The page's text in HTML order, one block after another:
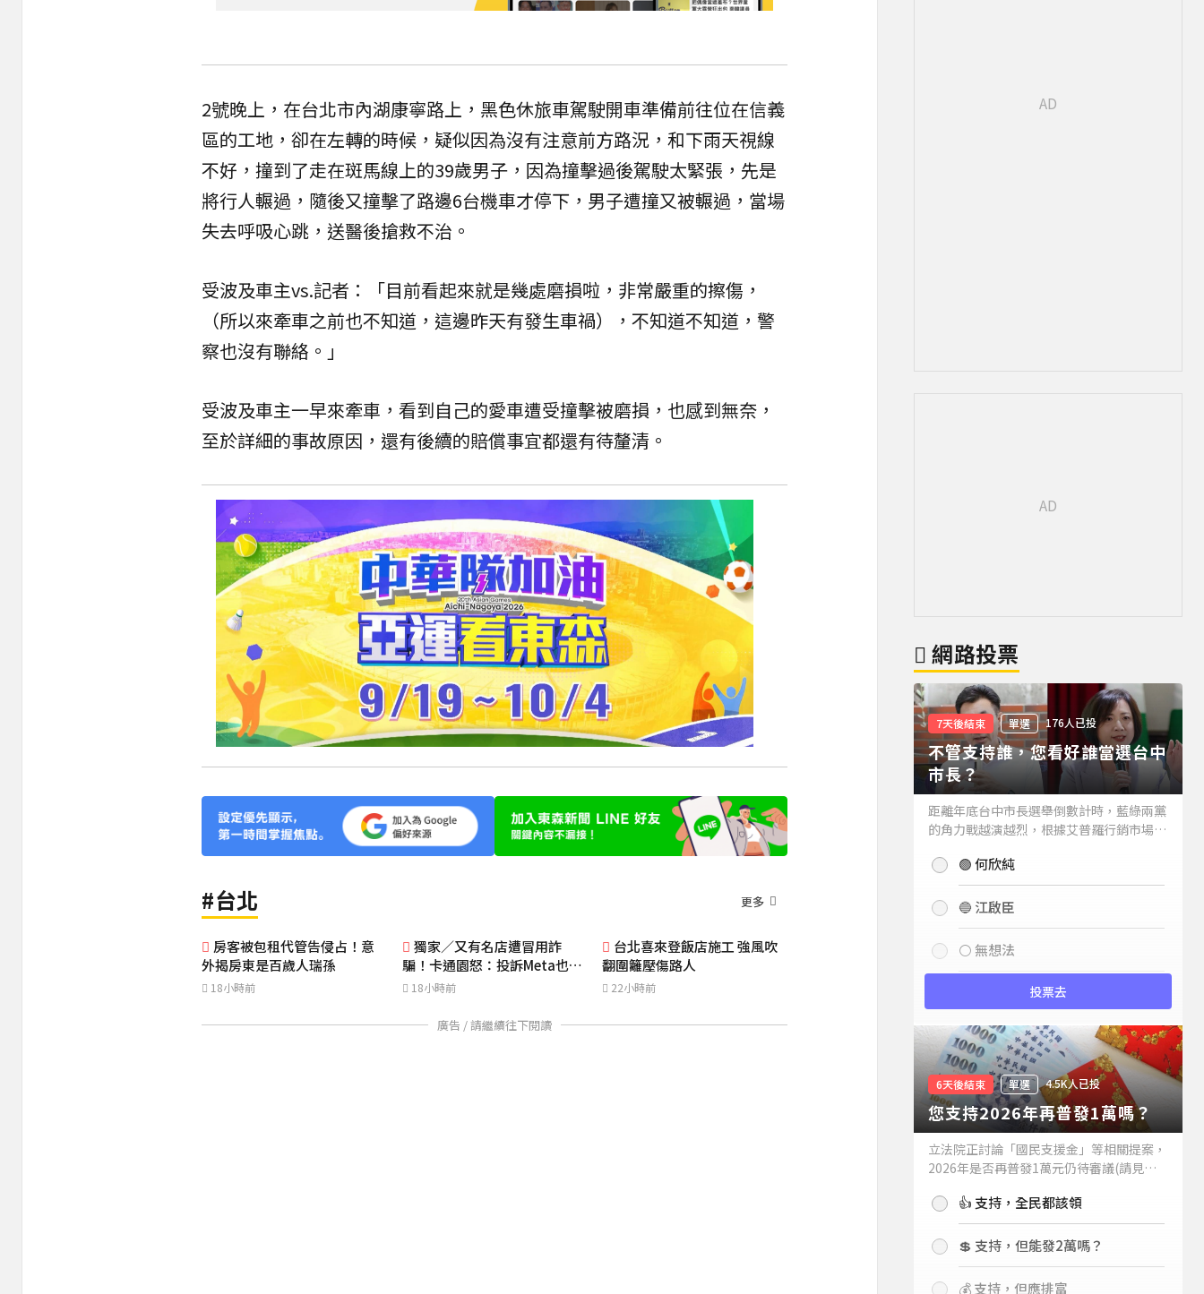
2號晚上，在台北市內湖康寧路上，黑色休旅車駕駛開車準備前往位在信義
區的工地，卻在左轉的時候，疑似因為沒有注意前方路況，和下雨天視線
不好，撞到了走在斑馬線上的39歲男子，因為撞擊過後駕駛太緊張，先是
將行人輾過，隨後又撞擊了路邊6台機車才停下，男子遭撞又被輾過，當場
失去呼吸心跳，送醫後搶救不治。
受波及車主vs.記者：「目前看起來就是幾處磨損啦，非常嚴重的擦傷，
（所以來牽車之前也不知道，這邊昨天有發生車禍），不知道不知道，警
察也沒有聯絡。」
受波及車主一早來牽車，看到自己的愛車遭受撞擊被磨損，也感到無奈，
至於詳細的事故原因，還有後續的賠償事宜都還有待釐清。
#台北 更多
房客被包租代管告侵占！意
外揭房東是百歲人瑞孫
18小時前
獨家／又有名店遭冒用詐
騙！卡通園怒：投訴Meta也無
效18小時前
台北喜來登飯店施工 強風吹
翻圍籬壓傷路人
22小時前
廣告 / 請繼續往下閱讀
網路投票
7天後結束 單選 176人已投
不管支持誰，您看好誰當選台中
市長？
距離年底台中市長選舉倒數計時，藍綠兩黨
的角力戰越演越烈，根據艾普羅行銷市場研
(詳情請見下方新聞)。而不管支持誰，您看
好誰當選台中市長？
🟢 何欣純
🔵 江啟臣
⚪ 無想法
投票去
6天後結束 單選 4.5K人已投
您支持2026年再普發1萬嗎？
立法院正討論「國民支援金」等相關提案，
2026年是否再普發1萬元仍待審議(請見下
持嗎？👍 支持，全民都該領
💲 支持，但能發2萬嗎？
💰 支持，但應排富